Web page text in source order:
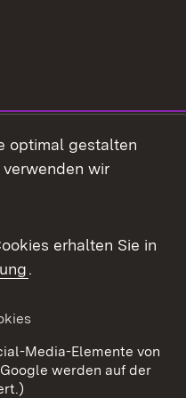
optimal gestalten
wir
erhalten Sie in
.
Media-Elemente von
werden auf der